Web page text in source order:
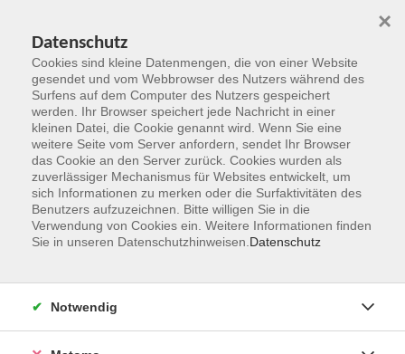
Zum Hauptinhalt springen
Der Kurs konnte nicht gefunden werden.
Datenschutz
Cookies sind kleine Datenmengen, die von einer Website
gesendet und vom Webbrowser des Nutzers während des
Surfens auf dem Computer des Nutzers gespeichert
werden. Ihr Browser speichert jede Nachricht in einer
kleinen Datei, die Cookie genannt wird. Wenn Sie eine
weitere Seite vom Server anfordern, sendet Ihr Browser
das Cookie an den Server zurück. Cookies wurden als
zuverlässiger Mechanismus für Websites entwickelt, um
sich Informationen zu merken oder die Surfaktivitäten des
Benutzers aufzuzeichnen. Bitte willigen Sie in die
Verwendung von Cookies ein. Weitere Informationen finden
Sie in unseren Datenschutzhinweisen. Datenschutz
×
Notwendig